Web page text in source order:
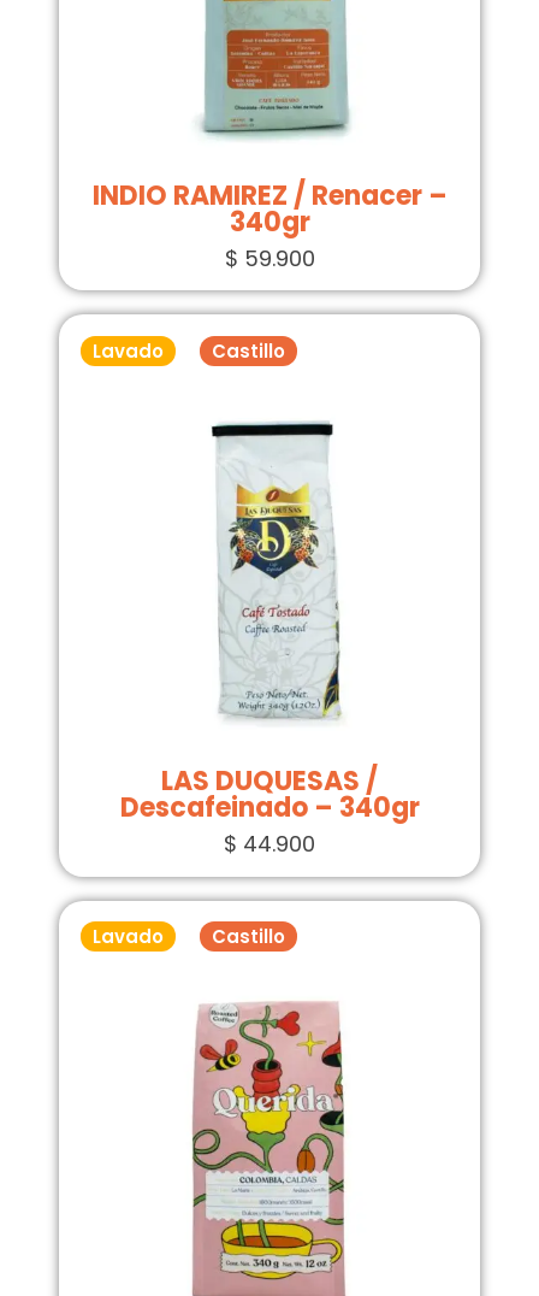
INDIO RAMIREZ / Renacer –
340gr
$ 59.900
Lavado Castillo
LAS DUQUESAS /
Descafeinado – 340gr
$ 44.900
Lavado Castillo